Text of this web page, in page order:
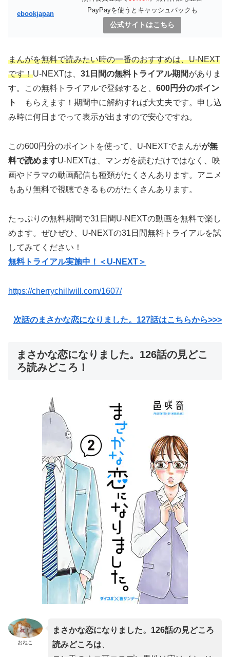
ebookjapan
PayPayを使うとキャッシュバックも
公式サイトはこちら
まんがを無料で読みたい時の一番のおすすめは、U-NEXT
です！U-NEXTは、 31日間の無料トライアル期間がありま
す。この無料トライアルで登録すると、 600円分のポイン
ト
もらえます！期間中に解約すれば大丈夫です。申し込
み時に何日までって表示が出ますので安心ですね。
この600円分のポイントを使って、U-NEXTでまんがが無
料で読めますU-NEXTは、マンガを読むだけではなく、映
画やドラマの動画配信も種類がたくさんあります。アニメ
もあり無料で視聴できるものがたくさんあります。
たっぷりの無料期間で31日間U-NEXTの動画を無料で楽し
めます。ぜひぜひ、U-NEXTの31日間無料トライアルを試
してみてください！
無料トライアル実施中！＜U-NEXT＞
https://cherrychillwill.com/1607/
次話のまさかな恋になりました。127話はこちらから>>>
まさかな恋になりました。126話の見どこ
ろ読みどころ！
おねこ
まさかな恋になりました。126話の見どころ
読みどころは、